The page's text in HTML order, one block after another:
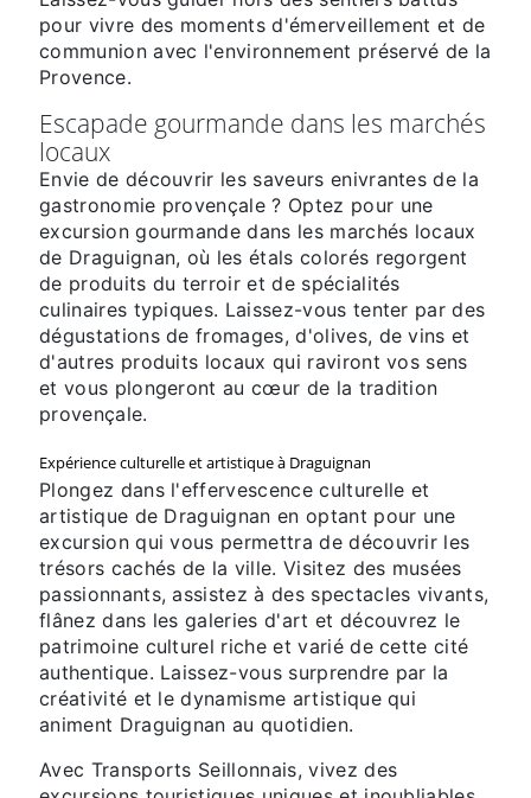
pour vivre des moments d'émerveillement et de
communion avec l'environnement préservé de la
Provence.
Escapade gourmande dans les marchés
locaux
Envie de découvrir les saveurs enivrantes de la
gastronomie provençale ? Optez pour une
excursion gourmande dans les marchés locaux
de Draguignan, où les étals colorés regorgent
de produits du terroir et de spécialités
culinaires typiques. Laissez-vous tenter par des
dégustations de fromages, d'olives, de vins et
d'autres produits locaux qui raviront vos sens
et vous plongeront au cœur de la tradition
provençale.
Expérience culturelle et artistique à Draguignan
Plongez dans l'effervescence culturelle et
artistique de Draguignan en optant pour une
excursion qui vous permettra de découvrir les
trésors cachés de la ville. Visitez des musées
passionnants, assistez à des spectacles vivants,
flânez dans les galeries d'art et découvrez le
patrimoine culturel riche et varié de cette cité
authentique. Laissez-vous surprendre par la
créativité et le dynamisme artistique qui
animent Draguignan au quotidien.
Avec Transports Seillonnais, vivez des